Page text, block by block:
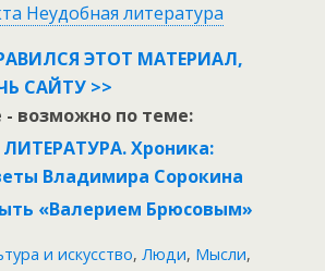
Неудобная литература
ЭТОТ МАТЕРИАЛ,
САЙТУ >>
возможно по теме:
Хроника:
Владимира Сорокина
«Валерием Брюсовым»
и искусство, Люди, Мысли,